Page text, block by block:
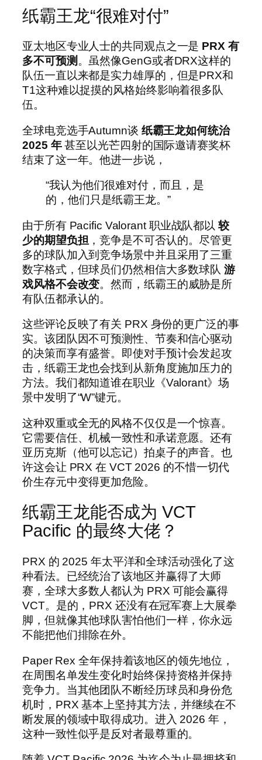
纸霸王龙“很难对付”
亚太地区专业人士的共同观点之一是 PRX 有
多不可预测 。虽然像GenG或者DRX这样的
队伍一直以来都是实力雄厚的，但是PRX和
T1这种难以捉摸的风格始终影响着很多队
伍。
全球电竞选手Autumn谈 纸霸王龙如何统治
2025 年甚至以光芒四射的国际邀请赛奖杯
结束了这一年。他进一步说，
“我认为他们很难对付，而且，是
的，他们只是纸霸王龙。”
由于所有 Pacific Valorant 职业战队都以较
少的期望负担 ，竞争是不可否认的。尽管更
多的球队加入到竞争场景中并且采用了三重
数字格式，但球员们仍然相信大多数球队游
戏风格不会改变。然而，纸霸王的威胁是所
有队伍都承认的。
这些评论反映了有关 PRX 身份的更广泛的事
实。该团队因不可预测性、节奏和信心驱动
的决策而享有盛誉。即使对手预计会发起攻
击，纸霸王龙也会找到从新角度施加压力的
方法。我们都知道谁在职业《Valorant》场
景中发明了“W”键元。
这种双重或全无的风格不仅仅是一个惊喜。
它需要信任、机械一致性和承诺意愿。还有
亚历克斯（他可以忘记）拍桌子的声音。也
许这会让 PRX 在 VCT 2026 的不惜一切代
价生存元中变得更加危险。
纸霸王龙能否成为 VCT
Pacific 的最终大佬？
PRX 的 2025 年太平洋和全球活动强化了这
种看法。已经统治了该地区并赢得了大师
赛，全球大多数人都认为 PRX 可能会赢得
VCT。是的，PRX 还没有在冠军赛上大展拳
脚，但就像其他球队害怕他们一样，你永远
不能把他们排除在外。
Paper Rex 全年保持着该地区的领先地位，
在周围名单发生变化时始终保持资格并保持
竞争力。当其他团队不断经历球员和身份危
机时，PRX 基本上坚持其方法，并继续在不
断发展的领域中取得成功。进入 2026 年，
这种一致性似乎是反对者最尊重的。